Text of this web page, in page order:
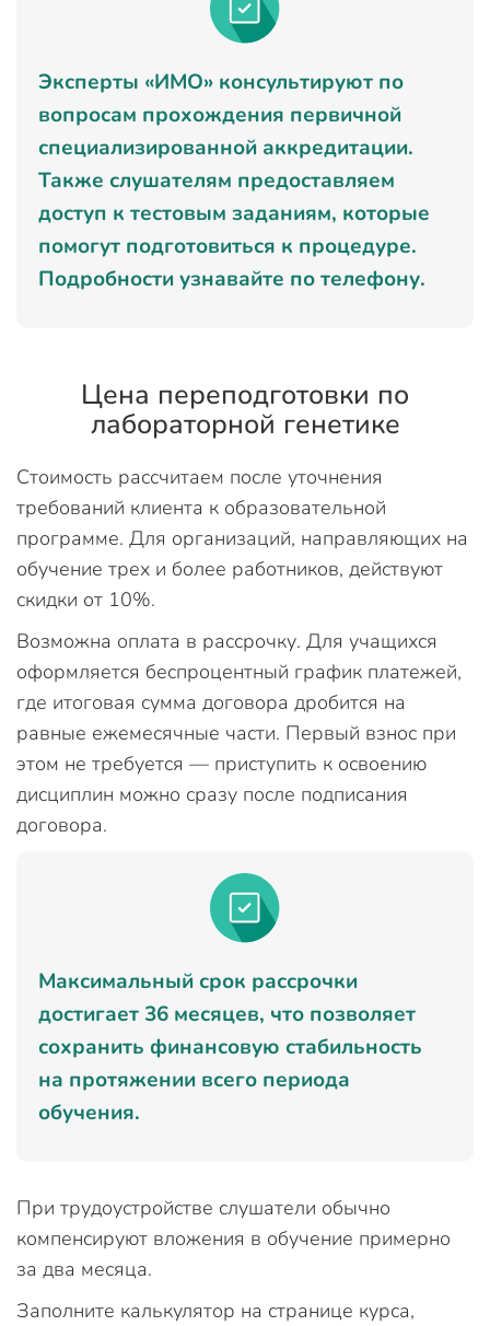
Эксперты «ИМО» консультируют по
вопросам прохождения первичной
специализированной аккредитации.
Также слушателям предоставляем
доступ к тестовым заданиям, которые
помогут подготовиться к процедуре.
Подробности узнавайте по телефону.
Цена переподготовки по
лабораторной генетике
Стоимость рассчитаем после уточнения
требований клиента к образовательной
программе. Для организаций, направляющих на
обучение трех и более работников, действуют
скидки от 10%.
Возможна оплата в рассрочку. Для учащихся
оформляется беспроцентный график платежей,
где итоговая сумма договора дробится на
равные ежемесячные части. Первый взнос при
этом не требуется — приступить к освоению
дисциплин можно сразу после подписания
договора.
Максимальный срок рассрочки
достигает 36 месяцев, что позволяет
сохранить финансовую стабильность
на протяжении всего периода
обучения.
При трудоустройстве слушатели обычно
компенсируют вложения в обучение примерно
за два месяца.
Заполните калькулятор на странице курса,